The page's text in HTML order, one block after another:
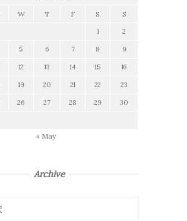
W T F S S
1 2
5 6 7 8 9
12 13 14 15 16
19 20 21 22 23
26 27 28 29 30
« May
Archive